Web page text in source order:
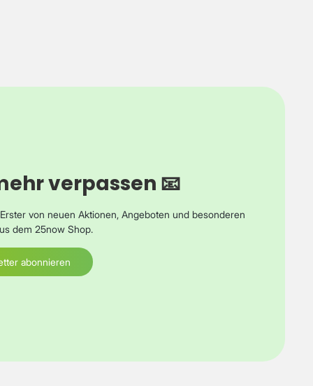
verpassen 📧
von neuen Aktionen, Angeboten und besonderen
dem 25now Shop.
abonnieren